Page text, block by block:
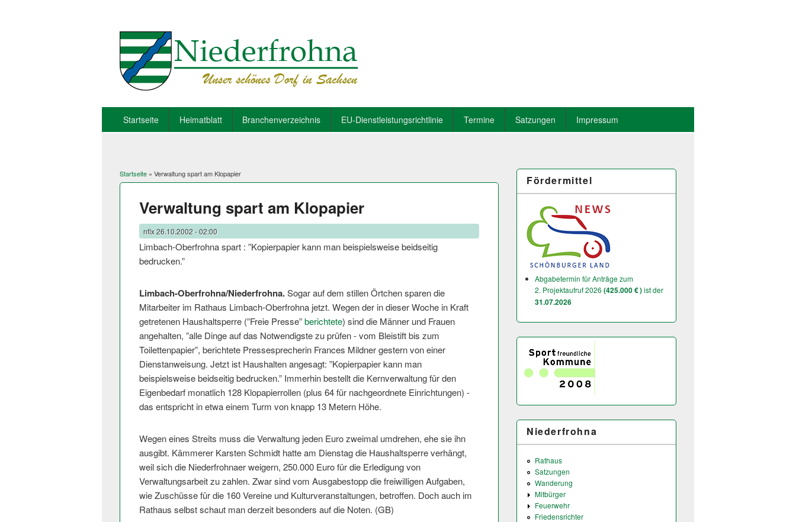
Startseite Heimatblatt Branchenverzeichnis EU-Dienstleistungsrichtlinie Termine Satzungen Impressum
Sie sind hier
Startseite » Verwaltung spart am Klopapier
Verwaltung spart am Klopapier
nfix26.10.2002 - 02:00
Limbach-Oberfrohna spart : ”Kopierpapier kann man beispielsweise beidseitig
bedrucken.”
Limbach-Oberfrohna/Niederfrohna.Sogar auf dem stillen Örtchen sparen die
Mitarbeiter im Rathaus Limbach-Oberfrohna jetzt. Wegen der in dieser Woche in Kraft
getretenen Haushaltsperre (”Freie Presse”berichtete) sind die Männer und Frauen
angehalten, ”alle Dinge auf das Notwendigste zu prüfen - vom Bleistift bis zum
Toilettenpapier”, berichtete Pressesprecherin Frances Mildner gestern von einer
Dienstanweisung. Jetzt ist Haushalten angesagt: ”Kopierpapier kann man
beispielsweise beidseitig bedrucken.” Immerhin bestellt die Kernverwaltung für den
Eigenbedarf monatlich 128 Klopapierrollen (plus 64 für nachgeordnete Einrichtungen) -
das entspricht in etwa einem Turm von knapp 13 Metern Höhe.
Wegen eines Streits muss die Verwaltung jeden Euro zweimal umdrehen, ehe sie ihn
ausgibt. Kämmerer Karsten Schmidt hatte am Dienstag die Haushaltsperre verhängt,
weil sich die Niederfrohnaer weigern, 250.000 Euro für die Erledigung von
Verwaltungsarbeit zu zahlen. Zwar sind vom Ausgabestopp die freiwilligen Aufgaben,
wie Zuschüsse für die 160 Vereine und Kulturveranstaltungen, betroffen. Doch auch im
Rathaus selbst schaut man derzeit besonders auf die Noten. (GB)
Fördermittel
Abgabetermin für Anträge zum
2. Projektaufruf 2026 (425.000 € )ist der
31.07.2026
Niederfrohna
Rathaus
Satzungen
Wanderung
Mitbürger
Feuerwehr
Friedensrichter